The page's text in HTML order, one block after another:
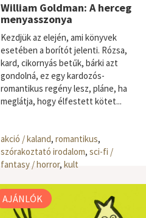
William Goldman: A herceg
menyasszonya
Kezdjük az elején, ami könyvek
esetében a borítót jelenti. Rózsa,
kard, cikornyás betűk, bárki azt
gondolná, ez egy kardozós-
romantikus regény lesz, pláne, ha
meglátja, hogy élfestett kötet...
akció / kaland, romantikus,
szórakoztató irodalom, sci-fi /
fantasy / horror, kult
AJÁNLÓK